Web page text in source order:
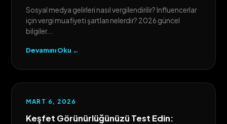
Sosyal medya gelirleri nasıl vergilendirilir? Influencerlar
için vergi muafiyeti şartları nelerdir? 2026 güncel
bilgiler...
Devamını Oku ←
MART 6, 2026
Keşfet Görünürlüğünüzü Test Edin: